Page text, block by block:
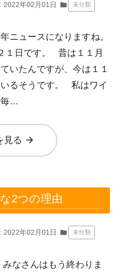
2022年02月01日 folder 未分類
ニュースになりますね。
１日です。 昔は１１月
いたんですが、今は１１
るそうです。 私はワイ
毎…
見る arrow_forward
2つの理由
2022年02月01日 folder 未分類
なさんはもう終わりま